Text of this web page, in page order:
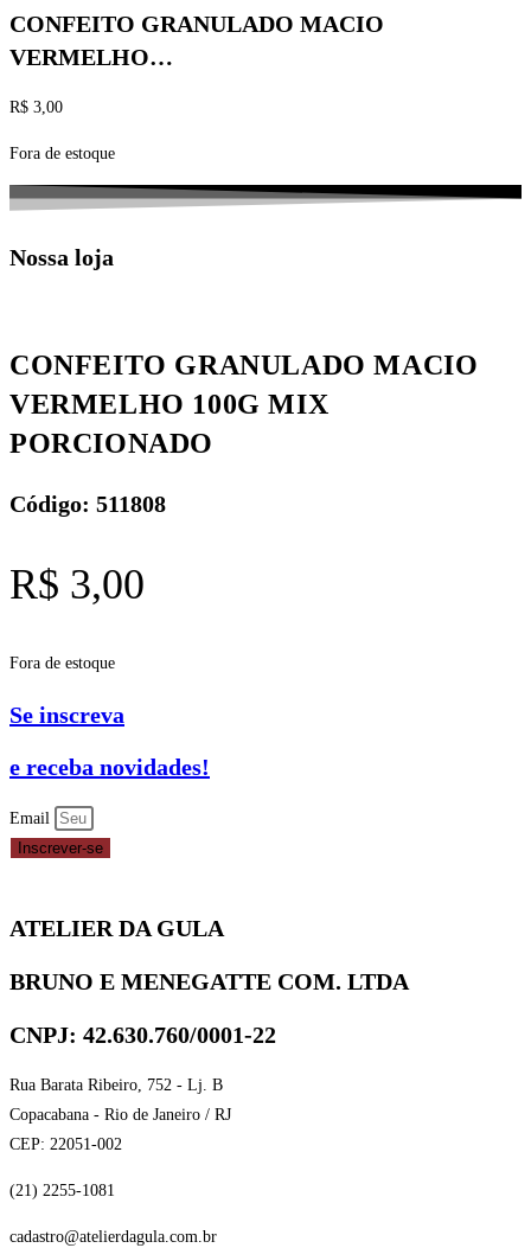
CONFEITO GRANULADO MACIO
VERMELHO…
R$ 3,00
Fora de estoque
Nossa loja
CONFEITO GRANULADO MACIO
VERMELHO 100G MIX
PORCIONADO
Código: 511808
R$ 3,00
Fora de estoque
Se inscreva
e receba novidades!
Email
Inscrever-se
ATELIER DA GULA
BRUNO E MENEGATTE COM. LTDA
CNPJ: 42.630.760/0001-22
Rua Barata Ribeiro, 752 - Lj. B
Copacabana - Rio de Janeiro / RJ
CEP: 22051-002
(21) 2255-1081
cadastro@atelierdagula.com.br